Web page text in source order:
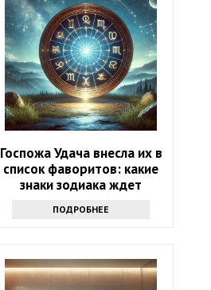
Госпожа Удача внесла их в
список фаворитов: какие
знаки зодиака ждет
ошеломительный успех в
ближайшие 10 дней
ПОДРОБНЕЕ